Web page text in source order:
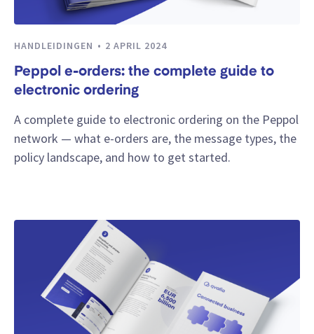
HANDLEIDINGEN 2 APRIL 2024
Peppol e-orders: the complete guide to
electronic ordering
A complete guide to electronic ordering on the Peppol
network — what e-orders are, the message types, the
policy landscape, and how to get started.